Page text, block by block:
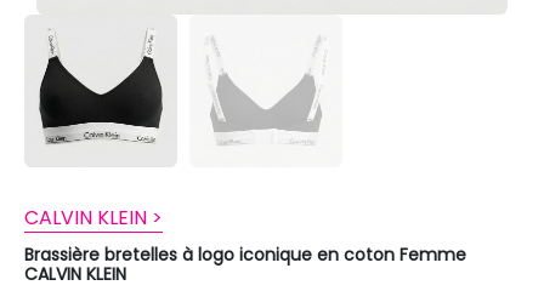
CALVIN KLEIN >
Brassière bretelles à logo iconique en coton Femme
CALVIN KLEIN